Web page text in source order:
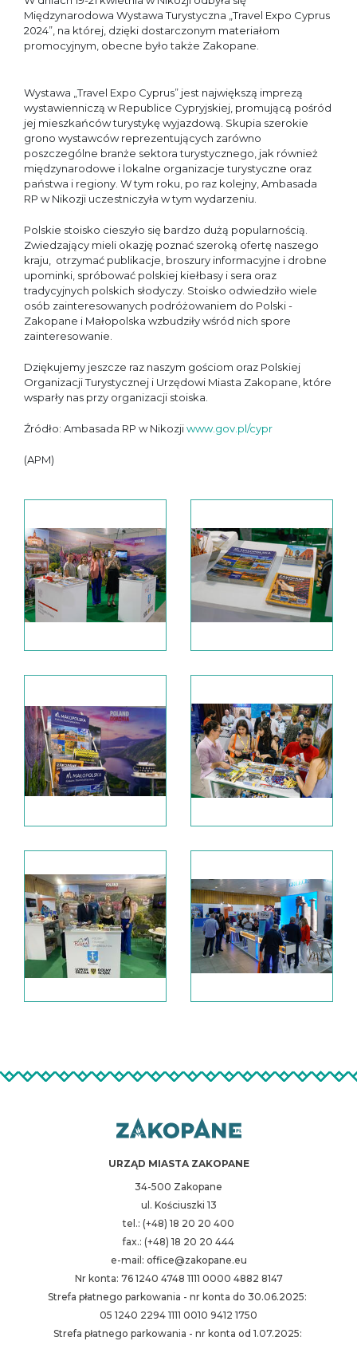
Międzynarodowa Wystawa Turystyczna „Travel Expo Cyprus
2024”, na której, dzięki dostarczonym materiałom
promocyjnym, obecne było także Zakopane.
Wystawa „Travel Expo Cyprus” jest największą imprezą
wystawienniczą w Republice Cypryjskiej, promującą pośród
jej mieszkańców turystykę wyjazdową. Skupia szerokie
grono wystawców reprezentujących zarówno
poszczególne branże sektora turystycznego, jak również
międzynarodowe i lokalne organizacje turystyczne oraz
państwa i regiony. W tym roku, po raz kolejny, Ambasada
RP w Nikozji uczestniczyła w tym wydarzeniu.
Polskie stoisko cieszyło się bardzo dużą popularnością.
Zwiedzający mieli okazję poznać szeroką ofertę naszego
kraju, otrzymać publikacje, broszury informacyjne i drobne
upominki, spróbować polskiej kiełbasy i sera oraz
tradycyjnych polskich słodyczy. Stoisko odwiedziło wiele
osób zainteresowanych podróżowaniem do Polski -
Zakopane i Małopolska wzbudziły wśród nich spore
zainteresowanie.
Dziękujemy jeszcze raz naszym gościom oraz Polskiej
Organizacji Turystycznej i Urzędowi Miasta Zakopane, które
wsparły nas przy organizacji stoiska.
Źródło: Ambasada RP w Nikozjiwww.gov.pl/cypr
(APM)
URZĄD MIASTA ZAKOPANE
34-500 Zakopane
ul. Kościuszki 13
tel.: (+48) 18 20 20 400
fax.: (+48) 18 20 20 444
e-mail: office@zakopane.eu
Nr konta: 76 1240 4748 1111 0000 4882 8147
Strefa płatnego parkowania - nr konta do 30.06.2025:
05 1240 2294 1111 0010 9412 1750
Strefa płatnego parkowania - nr konta od 1.07.2025: